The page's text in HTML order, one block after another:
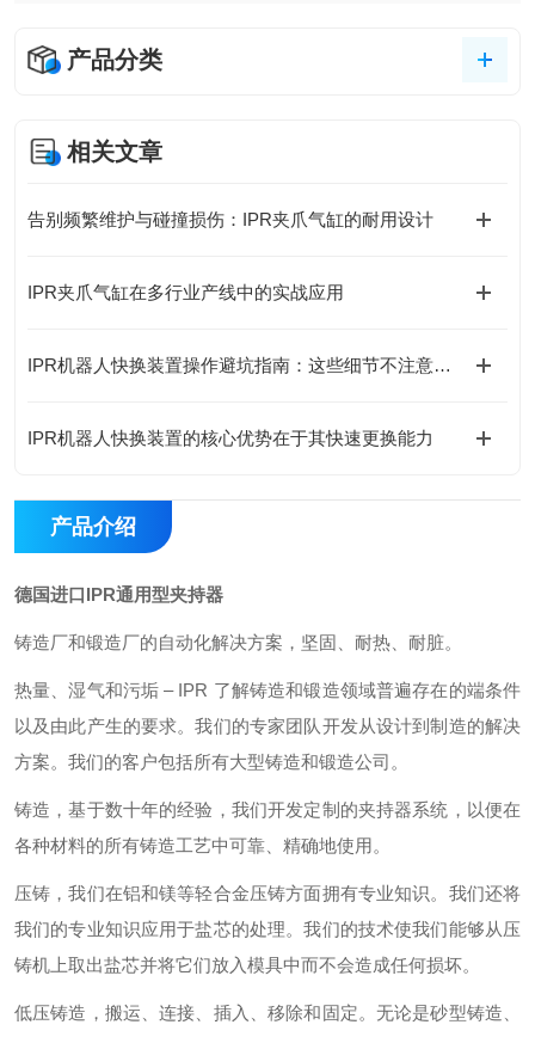
产品分类
相关文章
告别频繁维护与碰撞损伤：IPR夹爪气缸的耐用设计
IPR夹爪气缸在多行业产线中的实战应用
IPR机器人快换装置操作避坑指南：这些细节不注意，快换优势全白搭
IPR机器人快换装置的核心优势在于其快速更换能力
产品介绍
德国进口IPR通用型夹持器
铸造厂和锻造厂的自动化解决方案，坚固、耐热、耐脏。
热量、湿气和污垢 – IPR 了解铸造和锻造领域普遍存在的端条件
以及由此产生的要求。我们的专家团队开发从设计到制造的解决
方案。我们的客户包括所有大型铸造和锻造公司。
铸造，基于数十年的经验，我们开发定制的夹持器系统，以便在
各种材料的所有铸造工艺中可靠、精确地使用。
压铸，我们在铝和镁等轻合金压铸方面拥有专业知识。我们还将
我们的专业知识应用于盐芯的处理。我们的技术使我们能够从压
铸机上取出盐芯并将它们放入模具中而不会造成任何损坏。
低压铸造，搬运、连接、插入、移除和固定。无论是砂型铸造、